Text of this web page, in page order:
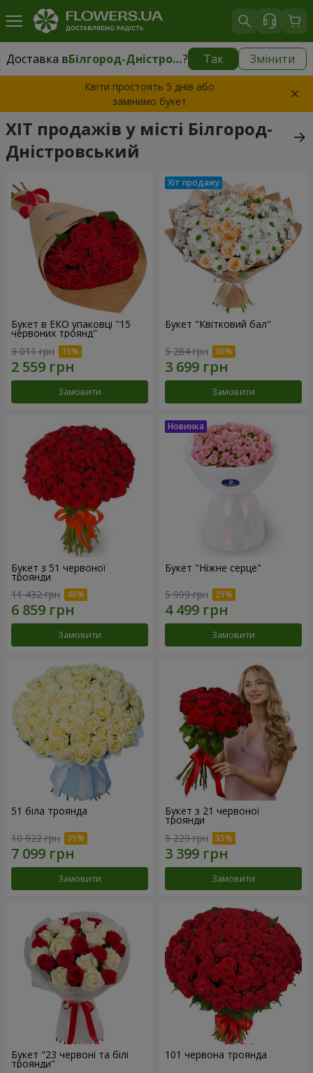
Доставка в Білгород-Дністровський? Так Змінити
Доставка вБілгород-Дністровський|безкоштовно
Квіти простоять 5 днів або
замінимо букет
ХІТ продажів у місті Білгород-
Дністровський
Букет в ЕКО упаковці "15
червоних троянд"
3 011 грн
Замовити
Букет "Квітковий бал"
5 284 грн
Замовити
Букет з 51 червоної
троянди
11 432 грн
Замовити
Букет "Ніжне серце"
5 999 грн
Замовити
51 біла троянда
10 922 грн
Замовити
Букет з 21 червоної
троянди
5 229 грн
Замовити
Букет "23 червоні та білі
троянди"
101 червона троянда